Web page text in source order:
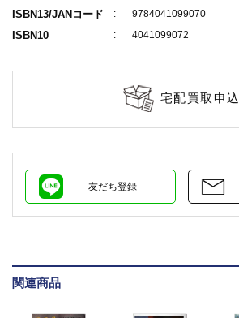
ISBN13/JANコード 9784041099070
ISBN10 4041099072
宅配買取申込
友だち登録
関連商品